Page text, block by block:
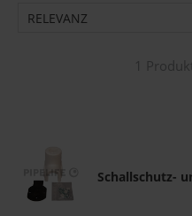
RELEVANZ
1
Schallschutz-